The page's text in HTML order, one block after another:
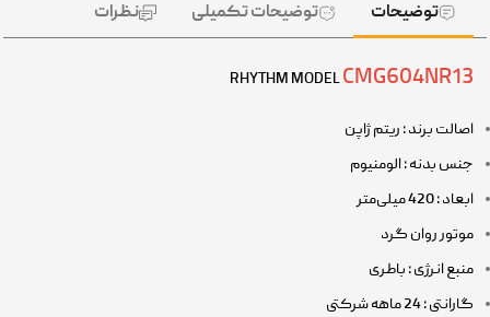
توضیحات توضیحات تکمیلی نظرات
RHYTHM MODELCMG604NR13
اصالت برند : ریتم ژاپن
جنس بدنه : الومنیوم
ابعاد : 420 میلی‌متر
موتور روان گرد
منبع انرژی : باطری
گارانتی : 24 ماهه شرکتی